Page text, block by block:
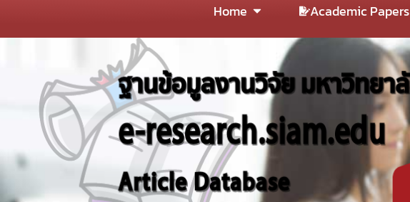
Home Academic Papers